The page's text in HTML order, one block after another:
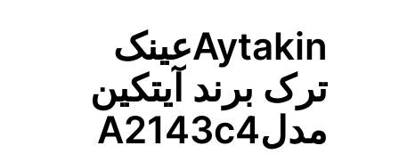
Aytakinعینک
ترک برند آیتکین
مدلA2143c4